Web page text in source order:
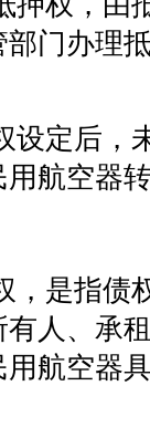
门办理
设定后，
航空器
，是指债
人、承
航空器